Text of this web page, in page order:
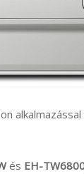
alkalmazással
és EH-